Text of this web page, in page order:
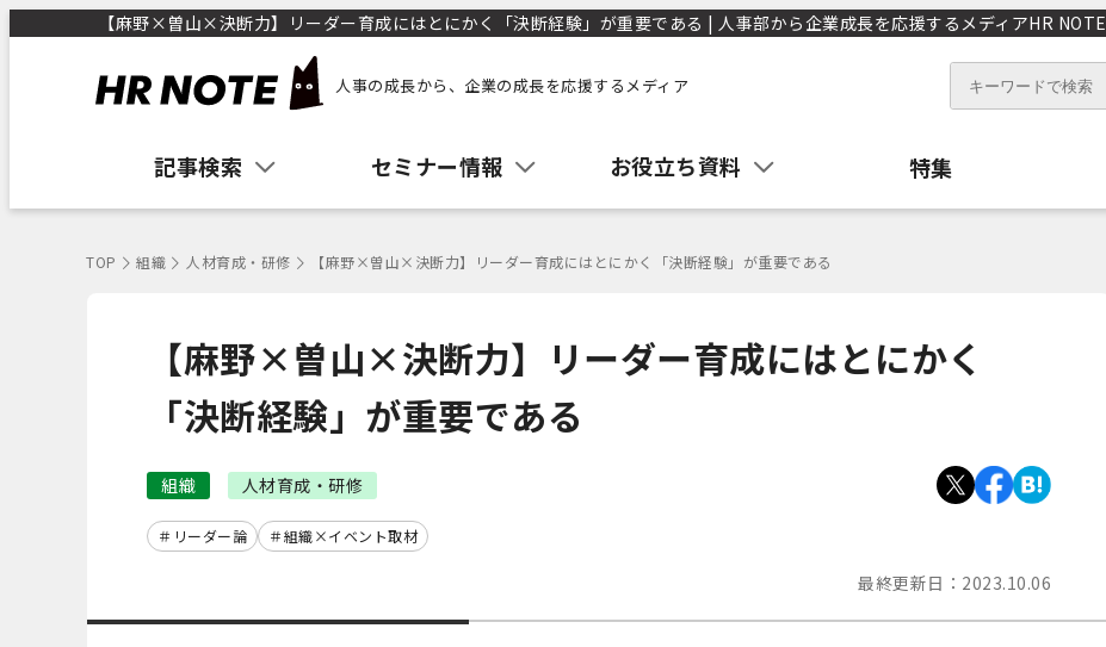
【麻野×曽山×決断力】リーダー育成にはとにかく「決断経験」が重要である | 人事部から企業成長を応援するメディアHR NOTE
人事の成長から、企業の成長を応援するメディア
記事検索 セミナー情報 お役立ち資料 特集
TOP 組織 人材育成・研修 【麻野×曽山×決断力】リーダー育成にはとにかく「決断経験」が重要である
【麻野×曽山×決断力】リーダー育成にはとにかく
「決断経験」が重要である
組織 人材育成・研修
リーダー論 組織×イベント取材
最終更新日： 2023.10.06